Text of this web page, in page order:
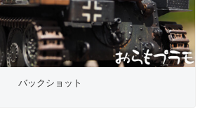
バックショット